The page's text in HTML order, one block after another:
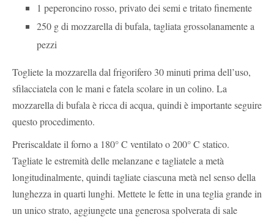
1 peperoncino rosso, privato dei semi e tritato finemente
250 g di mozzarella di bufala, tagliata grossolanamente a
pezzi
Togliete la mozzarella dal frigorifero 30 minuti prima dell’uso,
sfilacciatela con le mani e fatela scolare in un colino. La
mozzarella di bufala è ricca di acqua, quindi è importante seguire
questo procedimento.
Preriscaldate il forno a 180° C ventilato o 200° C statico.
Tagliate le estremità delle melanzane e tagliatele a metà
longitudinalmente, quindi tagliate ciascuna metà nel senso della
lunghezza in quarti lunghi. Mettete le fette in una teglia grande in
un unico strato, aggiungete una generosa spolverata di sale